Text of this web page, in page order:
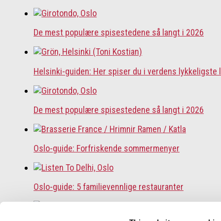
De mest populære spisestedene så langt i 2026
Helsinki-guiden: Her spiser du i verdens lykkeligste
De mest populære spisestedene så langt i 2026
Oslo-guide: Forfriskende sommermenyer
Oslo-guide: 5 familievennlige restauranter